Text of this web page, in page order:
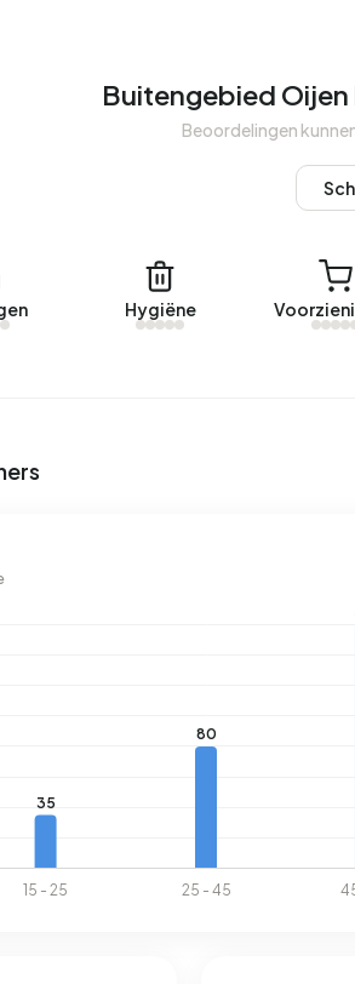
te huur in Buitengebied Oijen.
adressen met een geregistreerd
(14%). Gemiddeld verbruikt een adres
boven het landelijke gemiddelde
Buitengebied
Beoordelingen
Hygiëne